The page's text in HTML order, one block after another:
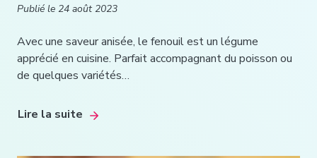
Publié le 24 août 2023
Avec une saveur anisée, le fenouil est un légume
apprécié en cuisine. Parfait accompagnant du poisson ou
de quelques variétés…
Lire la suite